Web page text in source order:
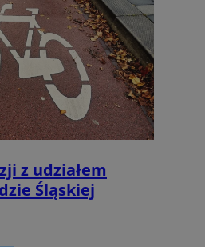
z udziałem
Śląskiej